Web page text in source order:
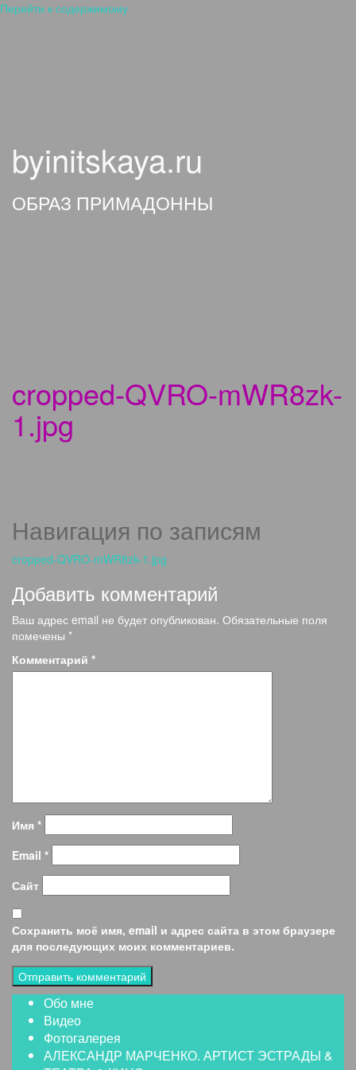
Перейти к содержимому
byinitskaya.ru
ОБРАЗ ПРИМАДОННЫ
cropped-QVRO-mWR8zk-
1.jpg
Навигация по записям
cropped-QVRO-mWR8zk-1.jpg
Добавить комментарий
Ваш адрес email не будет опубликован. Обязательные поля
помечены *
Комментарий *
Имя *
Email *
Сайт
Сохранить моё имя, email и адрес сайта в этом браузере
для последующих моих комментариев.
Обо мне
Видео
Фотогалерея
АЛЕКСАНДР МАРЧЕНКО. АРТИСТ ЭСТРАДЫ &